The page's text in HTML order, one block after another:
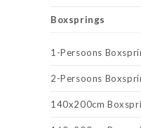
Boxsprings
1-Persoons
2-Persoons
140x200cm